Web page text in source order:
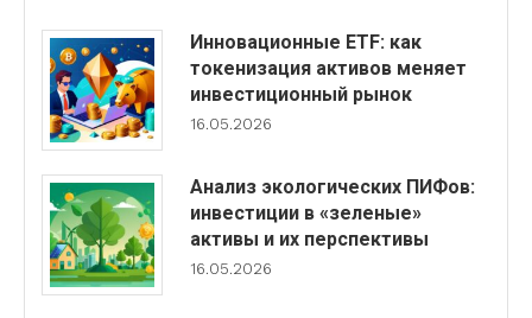
Инновационные ETF: как
токенизация активов меняет
инвестиционный рынок
16.05.2026
Анализ экологических ПИФов:
инвестиции в «зеленые»
активы и их перспективы
16.05.2026